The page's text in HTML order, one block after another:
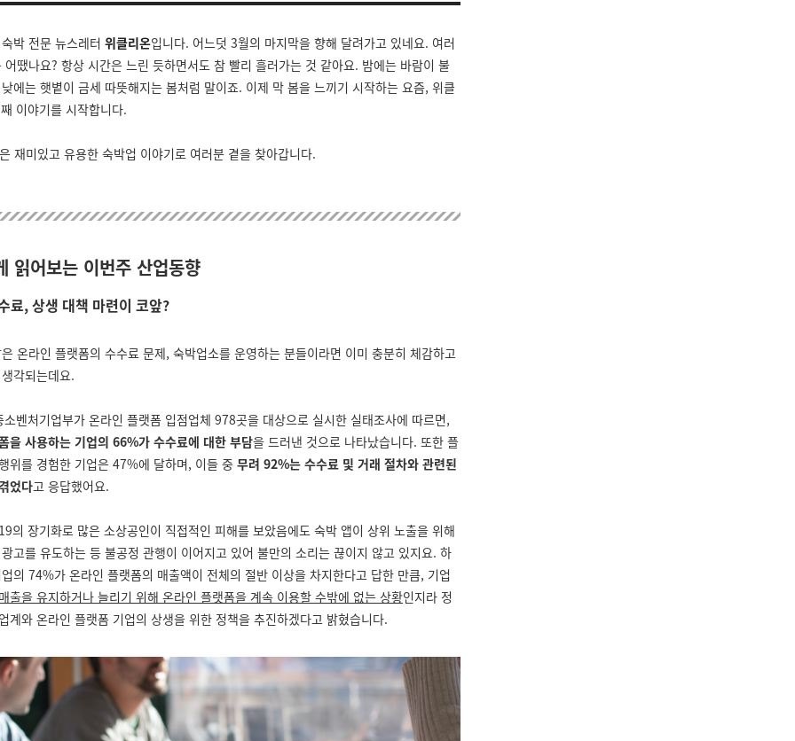
박 전문 뉴스레터 위클리온입니다. 어느덧 3월의 마지막을 향해 달려가고 있네요. 여러
어땠나요? 항상 시간은 느린 듯하면서도 참 빨리 흘러가는 것 같아요. 밤에는 바람이 불
에는 햇볕이 금세 따뜻해지는 봄처럼 말이죠. 이제 막 봄을 느끼기 시작하는 요즘, 위클
이야기를 시작합니다.
재미있고 유용한 숙박업 이야기로 여러분 곁을 찾아갑니다.
읽어보는 이번주 산업동향
료, 상생 대책 마련이 코앞?
온라인 플랫폼의 수수료 문제, 숙박업소를 운영하는 분들이라면 이미 충분히 체감하고
각되는데요.
벤처기업부가 온라인 플랫폼 입점업체 978곳을 대상으로 실시한 실태조사에 따르면,
을 사용하는 기업의 66%가 수수료에 대한 부담을 드러낸 것으로 나타났습니다. 또한 플
위를 경험한 기업은 47%에 달하며, 이들 중 무려 92%는 수수료 및 거래 절차와 관련된
었다고 응답했어요.
의 장기화로 많은 소상공인이 직접적인 피해를 보았음에도 숙박 앱이 상위 노출을 위해
고를 유도하는 등 불공정 관행이 이어지고 있어 불만의 소리는 끊이지 않고 있지요. 하
의 74%가 온라인 플랫폼의 매출액이 전체의 절반 이상을 차지한다고 답한 만큼, 기업
출을 유지하거나 늘리기 위해 온라인 플랫폼을 계속 이용할 수밖에 없는 상황인지라 정
계와 온라인 플랫폼 기업의 상생을 위한 정책을 추진하겠다고 밝혔습니다.